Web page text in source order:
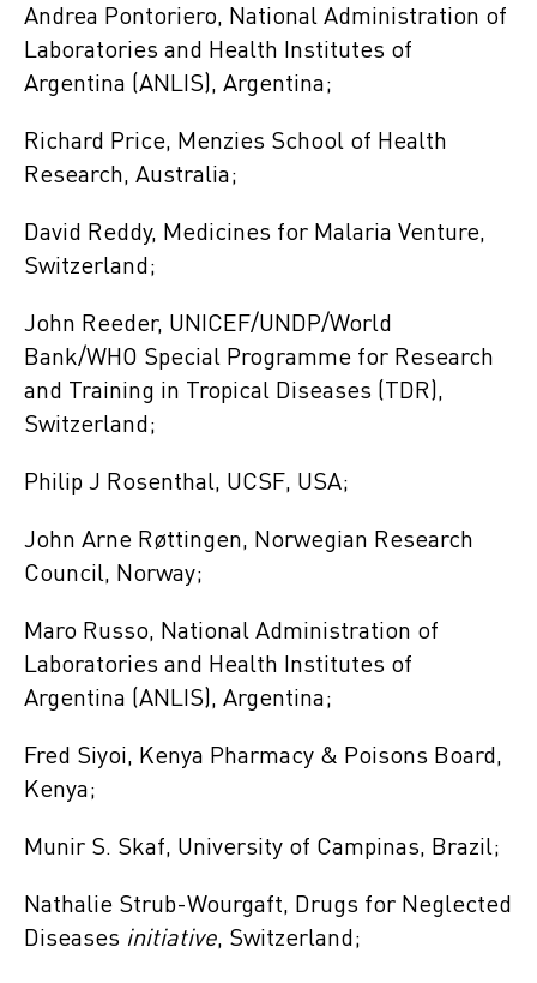
Andrea Pontoriero, National Administration of
Laboratories and Health Institutes of
Argentina (ANLIS), Argentina;
Richard Price, Menzies School of Health
Research, Australia;
David Reddy, Medicines for Malaria Venture,
Switzerland;
John Reeder, UNICEF/UNDP/World
Bank/WHO Special Programme for Research
and Training in Tropical Diseases (TDR),
Switzerland;
Philip J Rosenthal, UCSF, USA;
John Arne Røttingen, Norwegian Research
Council, Norway;
Maro Russo, National Administration of
Laboratories and Health Institutes of
Argentina (ANLIS), Argentina;
Fred Siyoi, Kenya Pharmacy & Poisons Board,
Kenya;
Munir S. Skaf, University of Campinas, Brazil;
Nathalie Strub-Wourgaft, Drugs for Neglected
Diseases initiative, Switzerland;